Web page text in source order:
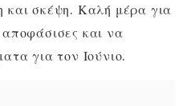
και σκέψη. Καλή μέρα για
και να
για τον Ιούνιο.